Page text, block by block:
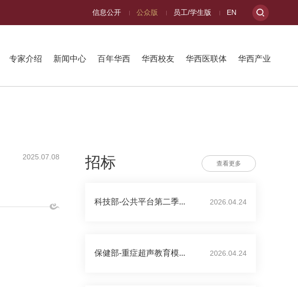
信息公开 公众版 员工/学生版 EN
专家介绍 新闻中心 百年华西 华西校友 华西医联体 华西产业
2025.07.08 招标 查看更多
科技部-公共平台第二季... 2026.04.24
保健部-重症超声教育模... 2026.04.24